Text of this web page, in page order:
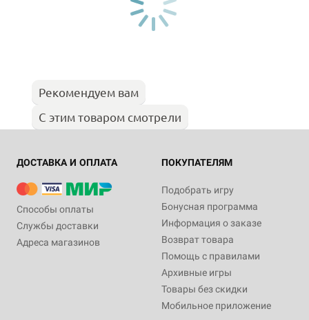
Рекомендуем вам
С этим товаром смотрели
ДОСТАВКА И ОПЛАТА
Способы оплаты
Службы доставки
Адреса магазинов
ПОКУПАТЕЛЯМ
Подобрать игру
Бонусная программа
Информация о заказе
Возврат товара
Помощь с правилами
Архивные игры
Товары без скидки
Мобильное приложение